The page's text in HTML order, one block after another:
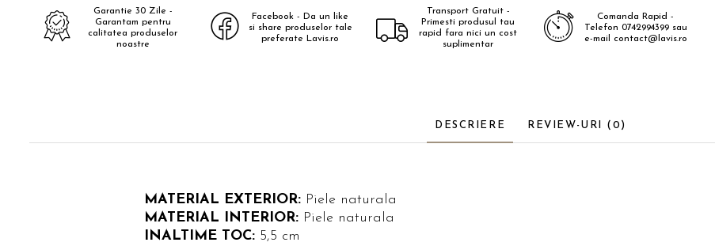
Garantie 30 Zile -
Garantam pentru
calitatea produselor
noastre
Facebook - Da un like
si share produselor tale
preferate Lavis.ro
Transport Gratuit -
Primesti produsul tau
rapid fara nici un cost
suplimentar
Comanda Rapid -
Telefon 0742994399 sau
e-mail contact@lavis.ro
DESCRIERE REVIEW-URI (0)
MATERIAL EXTERIOR: Piele naturala
MATERIAL INTERIOR: Piele naturala
INALTIME TOC: 5,5 cm